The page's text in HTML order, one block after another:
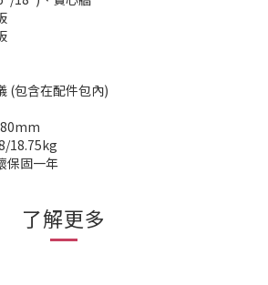
(包含在配件包內)
18.75kg
保固一年
了解更多